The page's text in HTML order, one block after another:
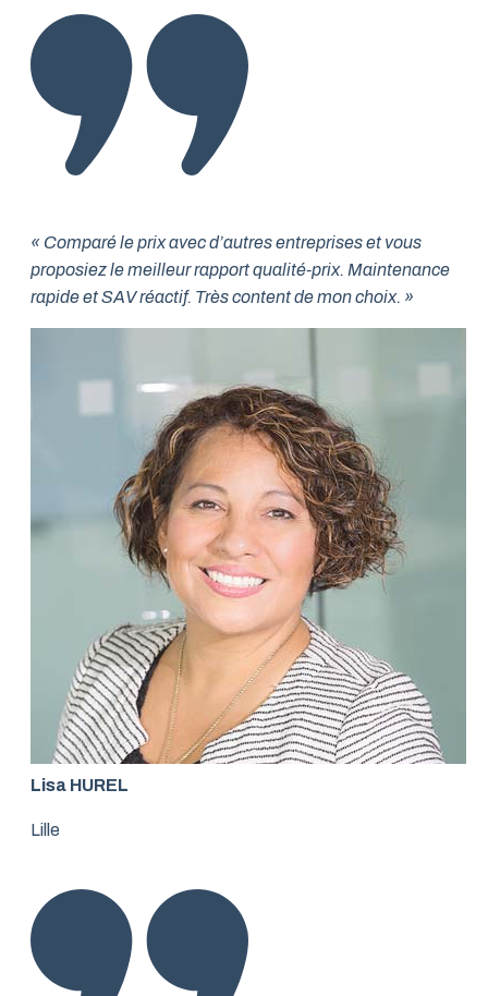
« Comparé le prix avec d’autres entreprises et vous
proposiez le meilleur rapport qualité-prix. Maintenance
rapide et SAV réactif. Très content de mon choix. »
Lisa HUREL
Lille